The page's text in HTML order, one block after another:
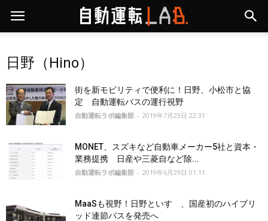
日野（Hino）
街を新モビリティで便利に！日野、小松市と協
定 自動運転バスの運行視野
自動運転ラボ編集部 - 2019年7月23日 22:31
MONET、スズキなど自動車メーカー5社と資本・
業務提携 日産や三菱自など除...
自動運転ラボ編集部 - 2019年6月29日 01:11
MaaSも視野！日野といすゞ、国産初のハイブリ
ッド連節バスを発売へ